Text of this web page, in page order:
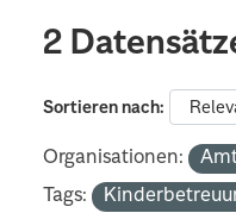
2
Sortieren nach
Organisationen:
Tags: